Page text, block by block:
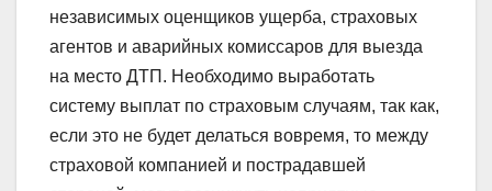
независимых оценщиков ущерба, страховых
агентов и аварийных комиссаров для выезда
на место ДТП. Необходимо выработать
систему выплат по страховым случаям, так как,
если это не будет делаться вовремя, то между
страховой компанией и пострадавшей